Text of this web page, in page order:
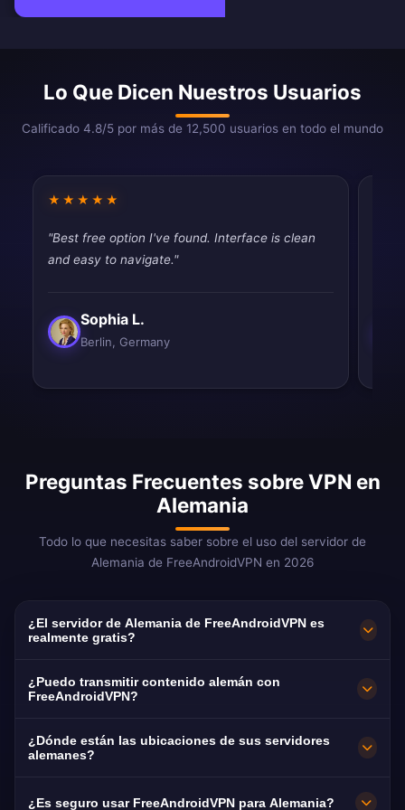
Lo Que Dicen Nuestros Usuarios
Calificado 4.8/5 por más de 12,500 usuarios en todo el mundo
★★★★★
"Best free option I've found. Interface is clean
and easy to navigate."
Sophia L.
Berlin, Germany
Preguntas Frecuentes sobre VPN en
Alemania
Todo lo que necesitas saber sobre el uso del servidor de
Alemania de FreeAndroidVPN en 2026
¿El servidor de Alemania de FreeAndroidVPN es
realmente gratis?
¡Sí! El servidor de Alemania de
FreeAndroidVPN es 100% gratis sin costes
Proporcionamos acceso ilimitado a nuestros
Múnich, Hamburgo y Düsseldorf sin ningún
¿Puedo transmitir contenido alemán con
FreeAndroidVPN?
Nuestros servidores VPN en Alemania están
optimizados para streaming de plataformas
¿Dónde están las ubicaciones de sus servidores
alemanes?
FreeAndroidVPN mantiene múltiples servidores
¿Es seguro usar FreeAndroidVPN para Alemania?